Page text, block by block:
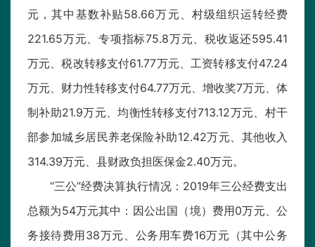
元，其中基数补贴58.66万元、村级组织运转经费
221.65万元、专项指标75.8万元、税收返还595.41
万元、税改转移支付61.77万元、工资转移支付47.24
万元、财力性转移支付64.77万元、增收奖7万元、体
制补助21.9万元、均衡性转移支付713.12万元、村干
部参加城乡居民养老保险补助12.42万元、其他收入
314.39万元、县财政负担医保金2.40万元。
“三公”经费决算执行情况：2019年三公经费支出
总额为54万元其中：因公出国（境）费用0万元、公
务接待费用38万元、公务用车费16万元（其中公务